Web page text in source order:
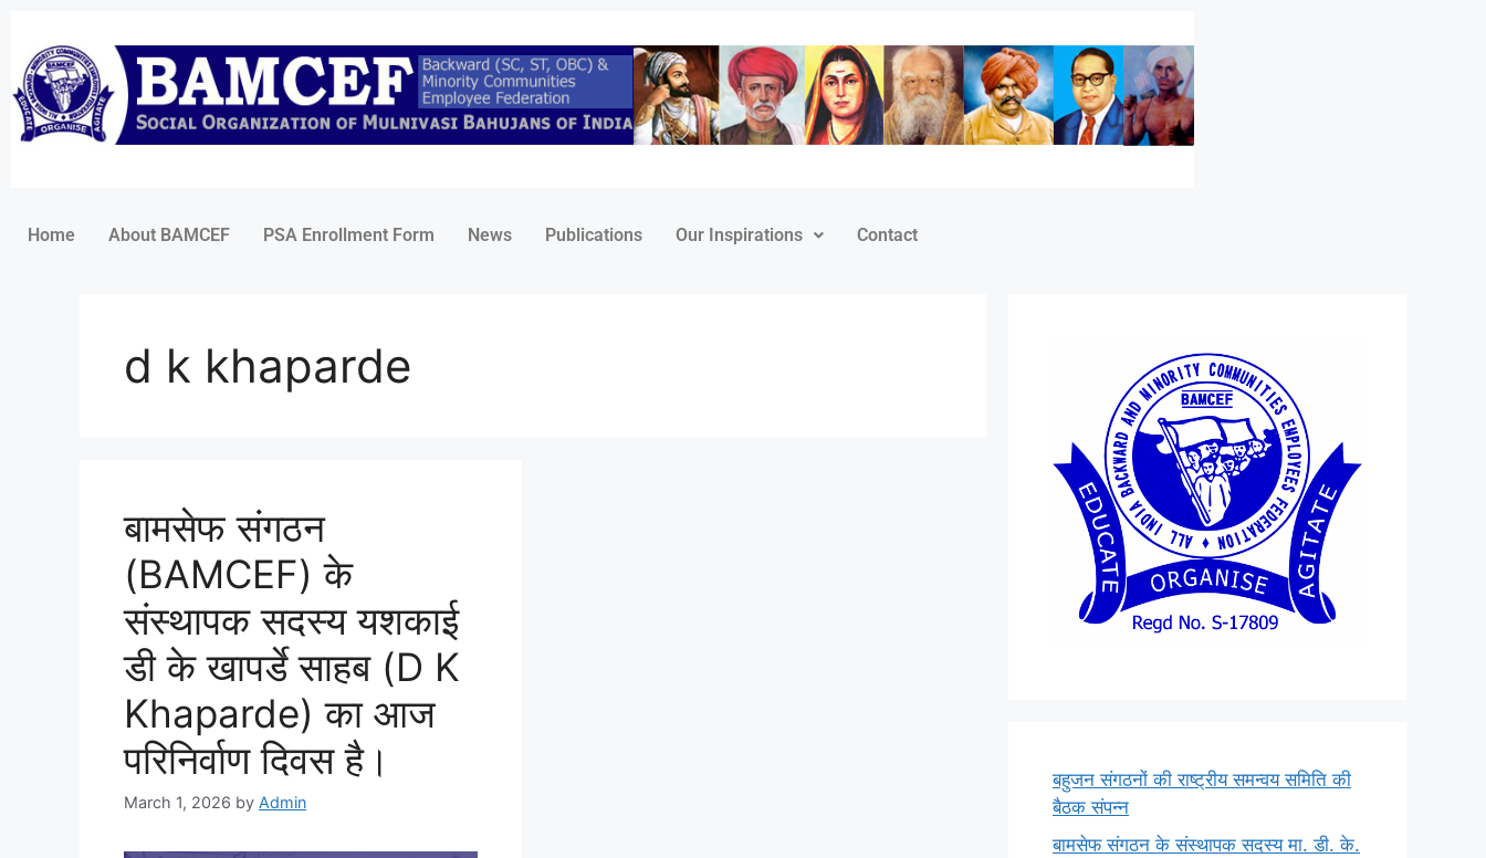
Home About BAMCEF PSA Enrollment Form News Publications Our Inspirations Contact
d k khaparde
बामसेफ संगठन
(BAMCEF) के
संस्थापक सदस्य यशकाई
डी के खापर्डे साहब (D K
Khaparde) का आज
परिनिर्वाण दिवस है।
March 1, 2026 by Admin
बहुजन संगठनों की राष्ट्रीय समन्वय समिति की
बैठक संपन्न
बामसेफ संगठन के संस्थापक सदस्य मा. डी. के.